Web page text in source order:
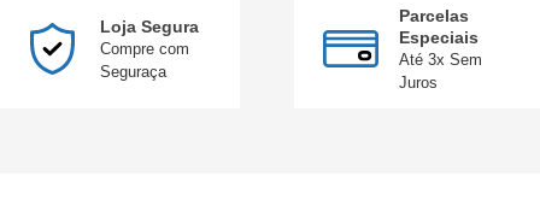
Loja Segura
Compre com
Seguraça
Parcelas
Especiais
Até 3x Sem
Juros